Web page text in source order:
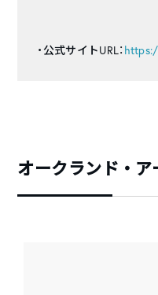
・公式サイトURL：
オークランド・ア